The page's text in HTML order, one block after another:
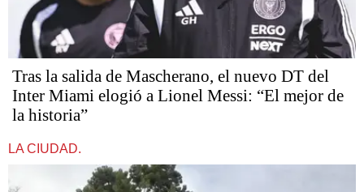
Tras la salida de Mascherano, el nuevo DT del
Inter Miami elogió a Lionel Messi: “El mejor de
la historia”
LA CIUDAD.